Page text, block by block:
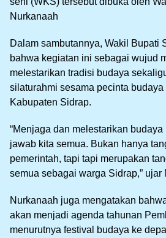
Nurkanaah
Dalam sambutannya, Wakil Bupati
bahwa kegiatan ini sebagai wujud
melestarikan tradisi budaya
silaturahmi sesama pecinta budaya
Kabupaten Sidrap.
“Menjaga dan melestarikan
jawab kita semua. Bukan hanya
pemerintah, tapi tapi merupakan
semua sebagai warga Sidrap,” ujar
Nurkanaah juga mengatakan
akan menjadi agenda tahunan
menurutnya festival budaya ke